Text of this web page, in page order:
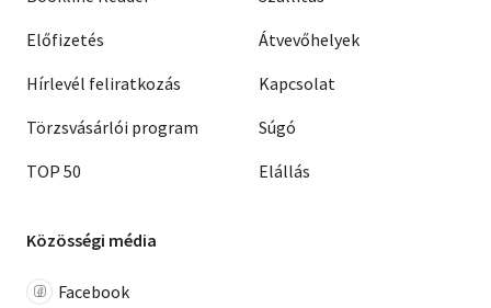
Előfizetés
Hírlevél feliratkozás
Törzsvásárlói program
TOP 50
Átvevőhelyek
Kapcsolat
Súgó
Elállás
Közösségi média
Facebook